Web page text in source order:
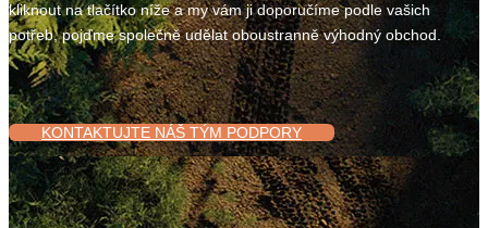
kliknout na tlačítko níže a my vám ji doporučíme podle vašich
potřeb, pojďme společně udělat oboustranně výhodný obchod.
KONTAKTUJTE NÁŠ TÝM PODPORY